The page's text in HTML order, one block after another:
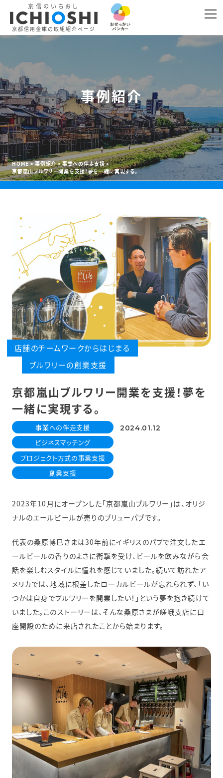
京信のいちおし
京都信用金庫の取組紹介ページ
事例紹介
HOME 事例紹介
事業への伴走支援
京都嵐山ブルワリー開業を支援！夢を一緒に実現する。
店舗のチームワークからはじまる
ブルワリーの創業支援
京都嵐山ブルワリー開業を支援！夢を
一緒に実現する。
事業への伴走支援
ビジネスマッチング
プロジェクト方式の事業支援
創業支援
2024.01.12
2023年10月にオープンした「京都嵐山ブルワリー」は、オリジ
ナルのエールビールが売りのブリューパブです。
代表の桑原博巳さまは30年前にイギリスのパブで注文したエ
ールビールの香りのよさに衝撃を受け、ビールを飲みながら会
話を楽しむスタイルに憧れを感じていました。続いて訪れたア
メリカでは、地域に根差したローカルビールが忘れられず、「い
つかは自身でブルワリーを開業したい！」という夢を抱き続けて
いました。このストーリーは、そんな桑原さまが嵯峨支店に口
座開設のために来店されたことから始まります。
リンクをコピー